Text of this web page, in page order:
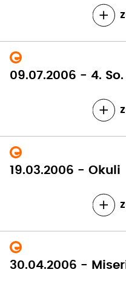
09.07.2006 - 4.
19.03.2006 - Okuli
30.04.2006 -